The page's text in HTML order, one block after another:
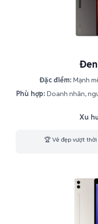
Đặc điểm: Mạnh
Phù hợp: Doanh nhân,
Xu
🏆 Vẻ đẹp vượt